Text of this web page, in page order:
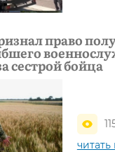
право
сестрой бойца
читать